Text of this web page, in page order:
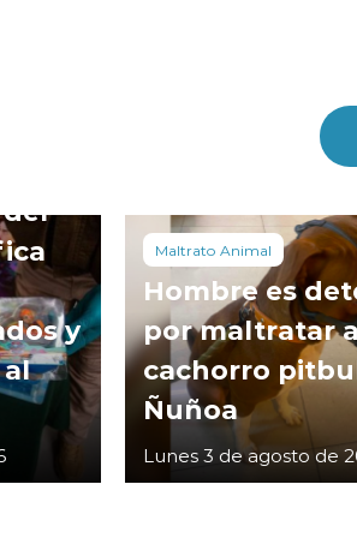
y
Maltrato Animal
Hombre es
por maltratar
cachorro
Ñuñoa
Lunes 3 de agosto de